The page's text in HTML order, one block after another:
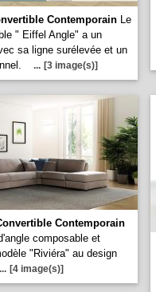
Contemporain Le
" Eiffel Angle" a un
sa ligne surélevée et un
... [3 image(s)]
Contemporain
composable et
"Riviéra" au design
... [4 image(s)]